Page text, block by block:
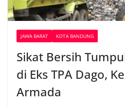
JAWA BARAT KOTA BANDUNG
Sikat Bersih
di Eks TPA Dago,
Armada